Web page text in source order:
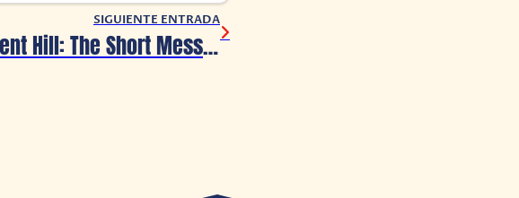
SIGUIENTE ENTRADA
Silent Hill: The Short Message supera el millón de descargas en PS5